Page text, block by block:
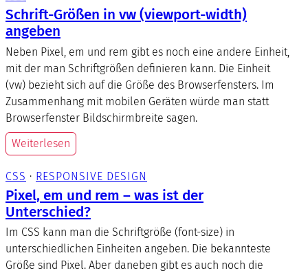
Schrift-Größen in vw (viewport-width)
angeben
Neben Pixel, em und rem gibt es noch eine andere Einheit,
mit der man Schriftgrößen definieren kann. Die Einheit
(vw) bezieht sich auf die Größe des Browserfensters. Im
Zusammenhang mit mobilen Geräten würde man statt
Browserfenster Bildschirmbreite sagen.
Weiterlesen
CSS · RESPONSIVE DESIGN
Pixel, em und rem – was ist der
Unterschied?
Im CSS kann man die Schriftgröße (font-size) in
unterschiedlichen Einheiten angeben. Die bekannteste
Größe sind Pixel. Aber daneben gibt es auch noch die